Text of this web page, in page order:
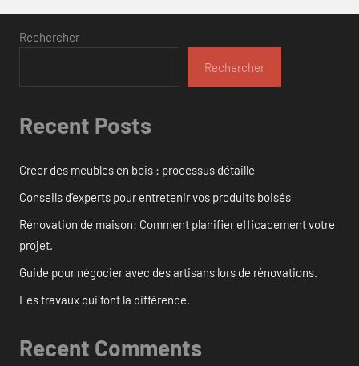
Rechercher
Rechercher
Recent Posts
Créer des meubles en bois : processus détaillé
Conseils d’experts pour entretenir vos produits boisés
Rénovation de maison: Comment planifier efficacement votre
projet.
Guide pour négocier avec des artisans lors de rénovations.
Les travaux qui font la différence.
Recent Comments